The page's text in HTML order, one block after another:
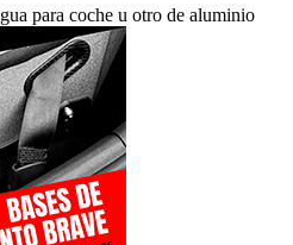
para coche u otro de aluminio